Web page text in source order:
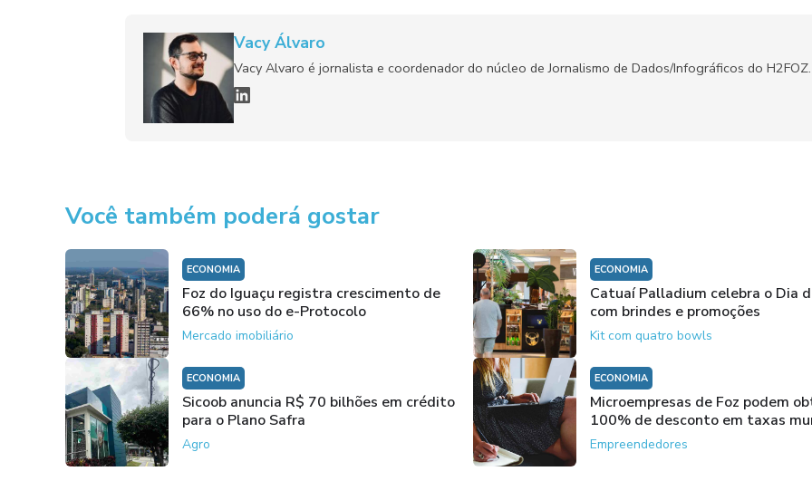
Vacy Álvaro
Vacy Alvaro é jornalista e coordenador do núcleo de Jornalismo de Dados/Infográficos do H2FOZ.
Você também poderá gostar
ECONOMIA
Foz do Iguaçu registra crescimento de
66% no uso do e-Protocolo
Mercado imobiliário
ECONOMIA
Catuaí Palladium celebra o Dia
com brindes e promoções
Kit com quatro bowls
ECONOMIA
Sicoob anuncia R$ 70 bilhões em crédito
para o Plano Safra
Agro
ECONOMIA
Microempresas de Foz podem
100% de desconto em taxas
Empreendedores